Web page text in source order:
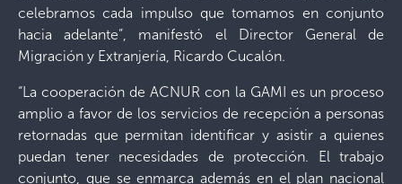
celebramos cada impulso que tomamos en conjunto
hacia adelante”, manifestó el Director General de
Migración y Extranjería, Ricardo Cucalón.
“La cooperación de ACNUR con la GAMI es un proceso
amplio a favor de los servicios de recepción a personas
retornadas que permitan identificar y asistir a quienes
puedan tener necesidades de protección. El trabajo
conjunto, que se enmarca además en el plan nacional